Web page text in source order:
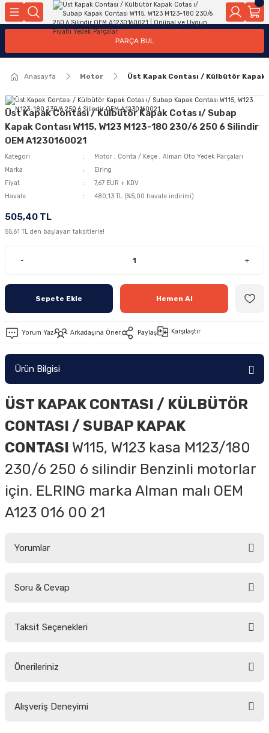
Geri Dön
Geri Dön
Geri Dön
Motor Elektrik
Ateşleme Buji Bobin Buji Kablosu
Alternatör Marş Motoru
Geri Dön
Geri Dön
Geri Dön
Kollar
Geri Dön
Geri Dön
Ön Arka
Geri Dön
PARÇA BUL
Anasayfa Motor Üst Kapak Contası / Külbütör Kapak
Üst Kapak Contası / Külbütör Kapak Cotas ı/ Subap
Kapak Contası W115, W123 M123-180 230/6 250 6 Silindir
OEM A1230160021
Kategori Motor , Conta / Keçe , Alman Oto Yedek Parçaları
Marka
Elring
Fiyat
7,67 EUR + KDV
Havale
480,13 TL (%5,00 havale indirimi)
505,40 TL
55,61 TL den başlayan taksitlerle!
- +
Sepete Ekle Hemen Al
Yorum Yaz Arkadaşına Öner Paylaş Karşılaştır
Ürün Bilgisi
ÜST KAPAK CONTASI / KÜLBÜTÖR
CONTASI / SUBAP KAPAK
CONTASI W115, W123 kasa M123/180
230/6 250 6 silindir Benzinli motorlar
için. ELRING marka Alman malı OEM
A123 016 00 21
Yorumlar
Soru & Cevap
Taksit Seçenekleri
Önerileriniz
yetersiz gördüğünüz noktaları öneri formunu kullanarak tarafımıza
Alışveriş Deneyimi